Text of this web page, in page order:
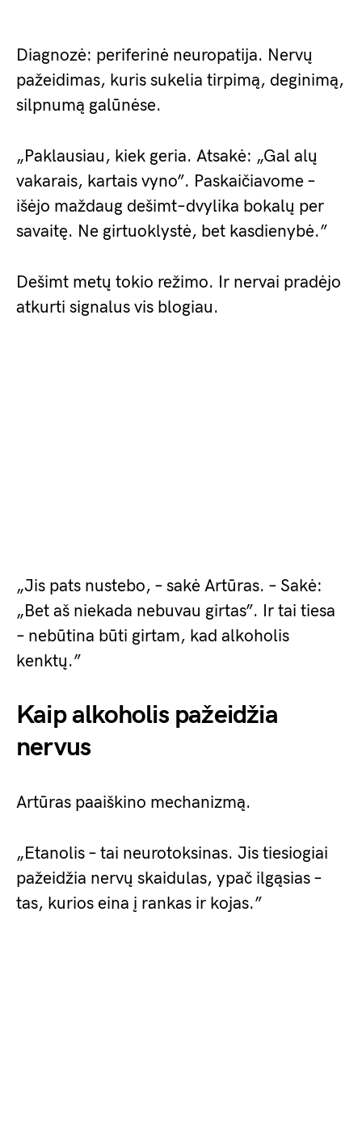
Diagnozė: periferinė neuropatija. Nervų
pažeidimas, kuris sukelia tirpimą, deginimą,
silpnumą galūnėse.
„Paklausiau, kiek geria. Atsakė: „Gal alų
vakarais, kartais vyno”. Paskaičiavome –
išėjo maždaug dešimt–dvylika bokalų per
savaitę. Ne girtuoklystė, bet kasdienybė.”
Dešimt metų tokio režimo. Ir nervai pradėjo
atkurti signalus vis blogiau.
„Jis pats nustebo, – sakė Artūras. – Sakė:
„Bet aš niekada nebuvau girtas”. Ir tai tiesa
– nebūtina būti girtam, kad alkoholis
kenktų.”
Kaip alkoholis pažeidžia
nervus
Artūras paaiškino mechanizmą.
„Etanolis – tai neurotoksinas. Jis tiesiogiai
pažeidžia nervų skaidulas, ypač ilgąsias –
tas, kurios eina į rankas ir kojas.”